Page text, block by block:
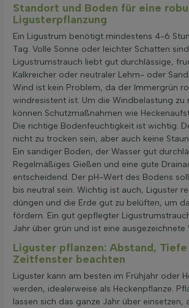
Standort und Boden für eine
Ligusterpflanzung
Ein Ligustrum benötigt mindestens 4-6
Tag. Volle Sonne oder leichter Schatten
Ligustrumstrauch liebt gut durchlässige,
Kalkreicher oder neutraler Lehm- oder
Wind ist kein Problem, da der Immergrün
windresistent ist. Um die Windbelastung zu
können Schutzmaßnahmen wie
Die richtige Bodenfeuchtigkeit ist wichtig.
nicht zu trocken sein, aber auch keine
Ein sandiger Boden, der Wasser gut
Regelmäßiges Gießen und eine gute
entscheidend. Der pH-Wert des Bodens
bis neutral sein. Wichtig ist auch, Liguster
düngen und die Erde gut zu belüften, um
fördern. Ein gut gepflegter
Jahr über grün und ist eine ausgezeichnete
Liguster pflanzen: Abstand, Tiefe
Zeitfenster beachten
Liguster kann am besten im Frühjahr oder
werden, idealerweise als Heckenpflanze.
lassen sich das ganze Jahr über einsetzen,